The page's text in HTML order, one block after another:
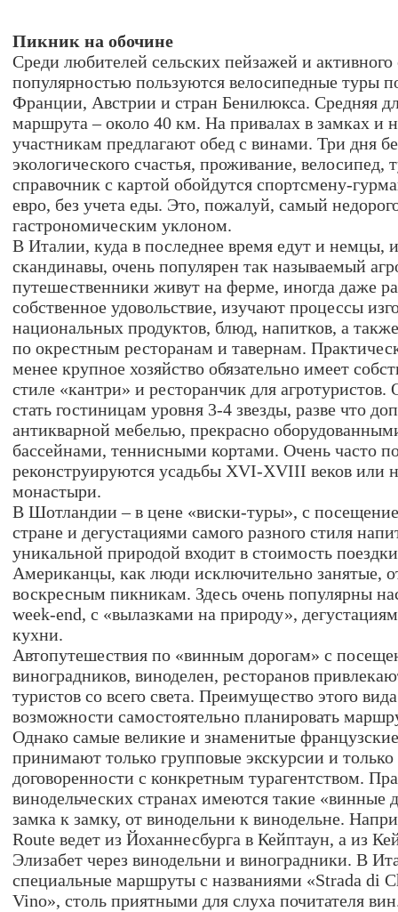
Пикник на обочине
Среди любителей сельских пейзажей и
популярностью пользуются велосипедные туры
Франции, Австрии и стран Бенилюкса. Средняя
маршрута – около 40 км. На привалах в замках и
участникам предлагают обед с винами. Три дня
экологического счастья, проживание, велосипед,
справочник с картой обойдутся спортсмену-
евро, без учета еды. Это, пожалуй, самый
гастрономическим уклоном.
В Италии, куда в последнее время едут и немцы,
скандинавы, очень популярен так называемый
путешественники живут на ферме, иногда даже
собственное удовольствие, изучают процессы
национальных продуктов, блюд, напитков, а
по окрестным ресторанам и тавернам.
менее крупное хозяйство обязательно имеет
стиле «кантри» и ресторанчик для агротуристов.
стать гостиницам уровня 3-4 звезды, разве что
антикварной мебелью, прекрасно
бассейнами, теннисными кортами. Очень часто
реконструируются усадьбы XVI-XVIII веков или
монастыри.
В Шотландии – в цене «виски-туры», с
стране и дегустациями самого разного стиля
уникальной природой входит в стоимость
Американцы, как люди исключительно занятые,
воскресным пикникам. Здесь очень популярны
week-end, с «вылазками на природу»,
кухни.
Автопутешествия по «винным дорогам» с
виноградников, виноделен, ресторанов
туристов со всего света. Преимущество этого
возможности самостоятельно планировать
Однако самые великие и знаменитые
принимают только групповые экскурсии и
договоренности с конкретным турагентством.
винодельческих странах имеются такие «винные
замка к замку, от винодельни к винодельне.
Route ведет из Йоханнесбурга в Кейптаун, а из
Элизабет через винодельни и виноградники. В
специальные маршруты с названиями «Strada di
Vino», столь приятными для слуха почитателя